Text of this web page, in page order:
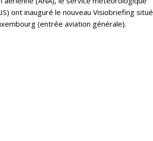
ont inauguré le nouveau Visiobriefing situé
(entrée aviation générale).